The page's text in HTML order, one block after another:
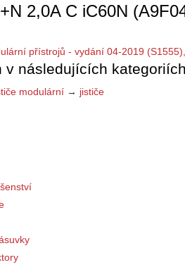
2,0A C iC60N
přístrojů - vydání 04-2019
v následujících
modulární → jističe